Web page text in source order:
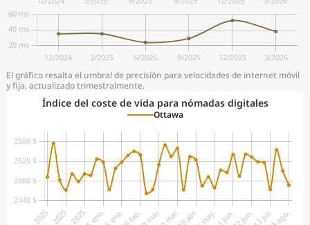
El gráfico resalta el umbral de precisión para velocidades de internet móvil
y fija, actualizado trimestralmente.
Índice del coste de vida para nómadas digitales
Ottawa